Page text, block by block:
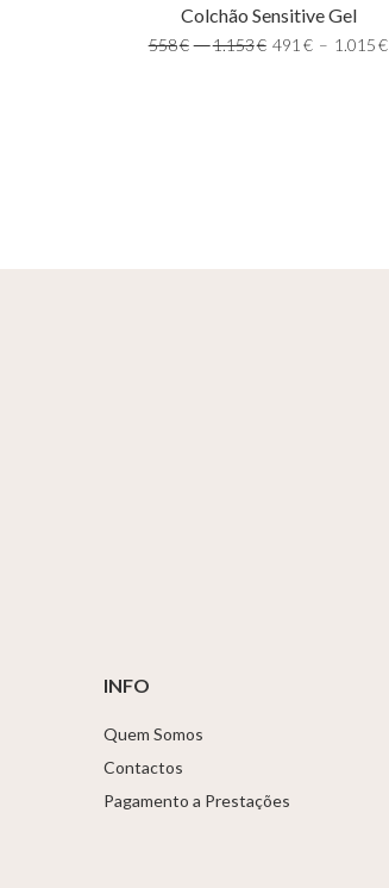
Colchão Sensitive Gel
558€ –1.153€ 491 € – 1.015€
INFO
Quem Somos
Contactos
Pagamento a Prestações